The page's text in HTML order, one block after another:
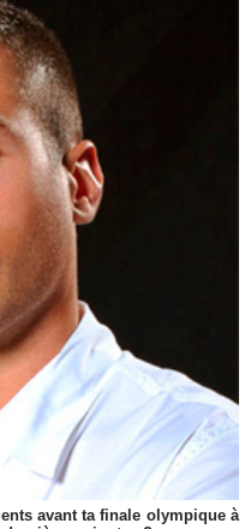
avant ta finale olympique à